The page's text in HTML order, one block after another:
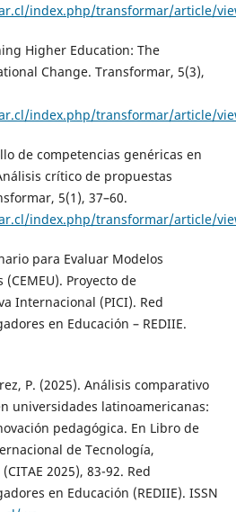
index.php/transformar/article/
Higher Education: The
Change. Transformar, 5(3),
index.php/transformar/article/
de competencias genéricas en
crítico de propuestas
5(1), 37–60.
index.php/transformar/article/
para Evaluar Modelos
Proyecto de
Internacional (PICI). Red
en Educación – REDIIE.
P. (2025). Análisis comparativo
universidades latinoamericanas:
pedagógica. En Libro de
de Tecnología,
2025), 83-92. Red
en Educación (REDIIE). ISSN